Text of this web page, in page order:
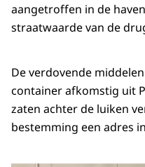
aangetroffen in de
straatwaarde van de
De verdovende
container afkomstig uit
zaten achter de luiken
bestemming een adres